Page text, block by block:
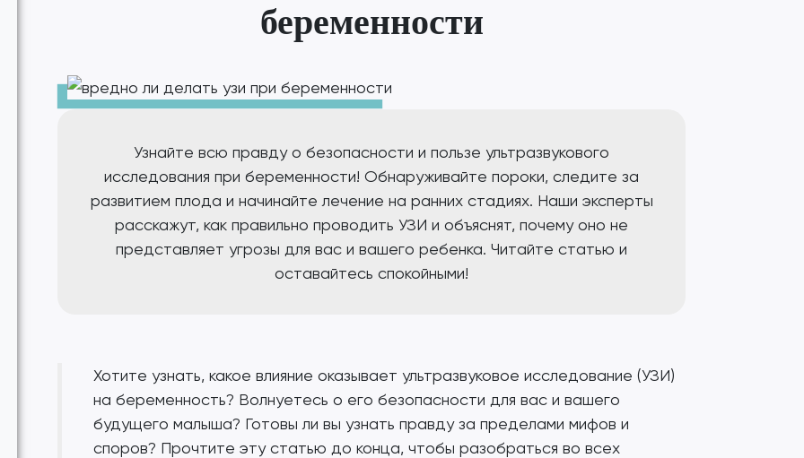
беременности
Узнайте всю правду о безопасности и пользе ультразвукового
исследования при беременности! Обнаруживайте пороки, следите за
развитием плода и начинайте лечение на ранних стадиях. Наши эксперты
расскажут, как правильно проводить УЗИ и объяснят, почему оно не
представляет угрозы для вас и вашего ребенка. Читайте статью и
оставайтесь спокойными!
Хотите узнать, какое влияние оказывает ультразвуковое исследование (УЗИ)
на беременность? Волнуетесь о его безопасности для вас и вашего
будущего малыша? Готовы ли вы узнать правду за пределами мифов и
споров? Прочтите эту статью до конца, чтобы разобраться во всех